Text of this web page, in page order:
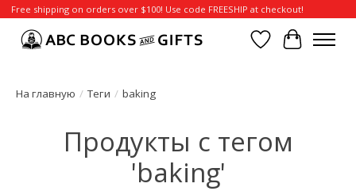
Free shipping on orders over $100! Use code FREESHIP at checkout!
Отложенные
Корзина
На главную / Теги / baking
Продукты с тегом
'baking'